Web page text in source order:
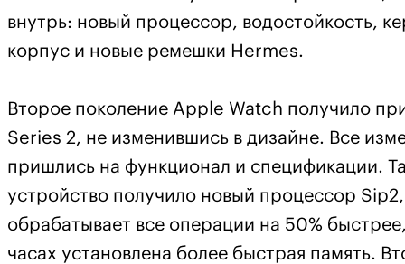
внутрь: новый процессор, водостойкость,
корпус и новые ремешки Hermes.
Второе поколение Apple Watch получило
Series 2, не изменившись в дизайне. Все
пришлись на функционал и спецификации.
устройство получило новый процессор
обрабатывает все операции на 50%
часах установлена более быстрая память.